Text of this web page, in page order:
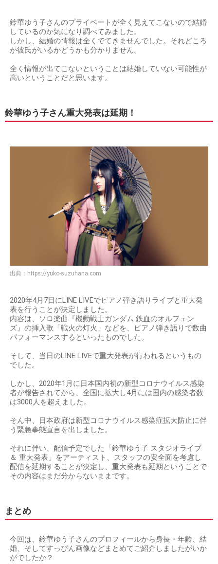
鈴華ゆう子さんのプライベートが全く見えてこないので結婚
しているのか気になり調べてみました。
しかし、結婚の情報は全くでてきませんでした。それどころ
か彼氏がいるかどうかも分かりません。
全く情報が出てこないということは結婚していない可能性が
高いということだと思います。
鈴華ゆう子さん重大発表は延期！
出典： https://yuko-suzuhana.com
2020年4月7日にLINE LIVEでピアノ弾き語りライブと重大発
表を行うことが決定しました。
内容は、ソロ楽曲『機動戦士ガンダム 鉄血のオルフェン
ズ』の挿入歌「戦火の灯火」などを、ピアノ弾き語りで数曲
パフォーマンスするといったものでした。
そして、当日のLINE LIVEで重大発表が行われるというもの
でした。
しかし、2020年1月に日本国内初の新型コロナウイルス感染
者が報告されてから、全国に拡大し4月には国内の感染者数
は3000人を超えました。
そん中、日本政府は新型コロナウイルス感染症拡大防止に伴
う緊急事態宣言を出しました。
それに伴い、配信予定でした「鈴華ゆう子 スタジオライブ
＆ 重大発表」をアーティスト、スタッフの安全面を考慮し
配信を延期することが決定し、重大発表も延期ということで
その内容はまだ分からないままです。
まとめ
今回は、鈴華ゆう子さんのプロフィールから身長・年齢、結
婚、そしてすっぴん画像などまとめてご紹介しましたがいか
がでしたか？